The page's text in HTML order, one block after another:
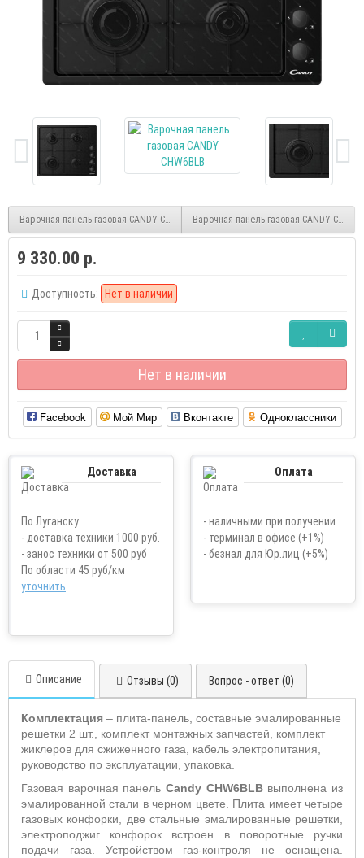
Варочная панель газовая CANDY CHG6LX Варочная панель газовая CANDY
9 330.00 р.
Доступность: Нет в наличии
Нет в наличии
Facebook Мой Мир Вконтакте Одноклассники
Доставка
По Луганску
- доставка техники 1000 руб.
- занос техники от 500 руб
По области 45 руб/км
уточнить
Оплата
- наличными при получении
- терминал в офисе (+1%)
- безнал для Юр.лиц (+5%)
Описание Отзывы (0) Вопрос - ответ (0)
Комплектация – плита-панель, составные эмалированные
решетки 2 шт., комплект монтажных запчастей, комплект
жиклеров для сжиженного газа, кабель электропитания,
руководство по эксплуатации, упаковка.
Газовая варочная панель Candy CHW6BLBвыполнена из
эмалированной стали в черном цвете. Плита имеет четыре
газовых конфорки, две стальные эмалированные решетки,
электроподжиг конфорок встроен в поворотные ручки
подачи газа. Устройством газ-контроля не оснащена.